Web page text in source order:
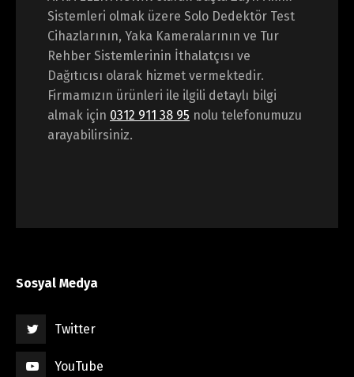
Sistemleri olmak üzere Solo Dedektör Test
Cihazlarının, Yaka Kameralarının ve Tur
Rehber Sistemlerinin İthalatçısı ve
Dağıtıcısı olarak hizmet vermektedir.
Firmamızın ürünleri ile ilgili detaylı bilgi
almak için 0312 911 38 95 nolu telefonumuzu
arayabilirsiniz.
Sosyal Medya
Twitter
YouTube